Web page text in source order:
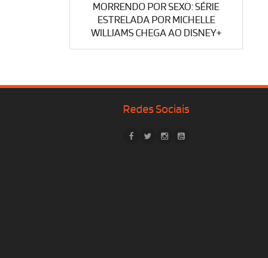
MORRENDO POR SEXO: SÉRIE
ESTRELADA POR MICHELLE
WILLIAMS CHEGA AO DISNEY+
Redes Sociais